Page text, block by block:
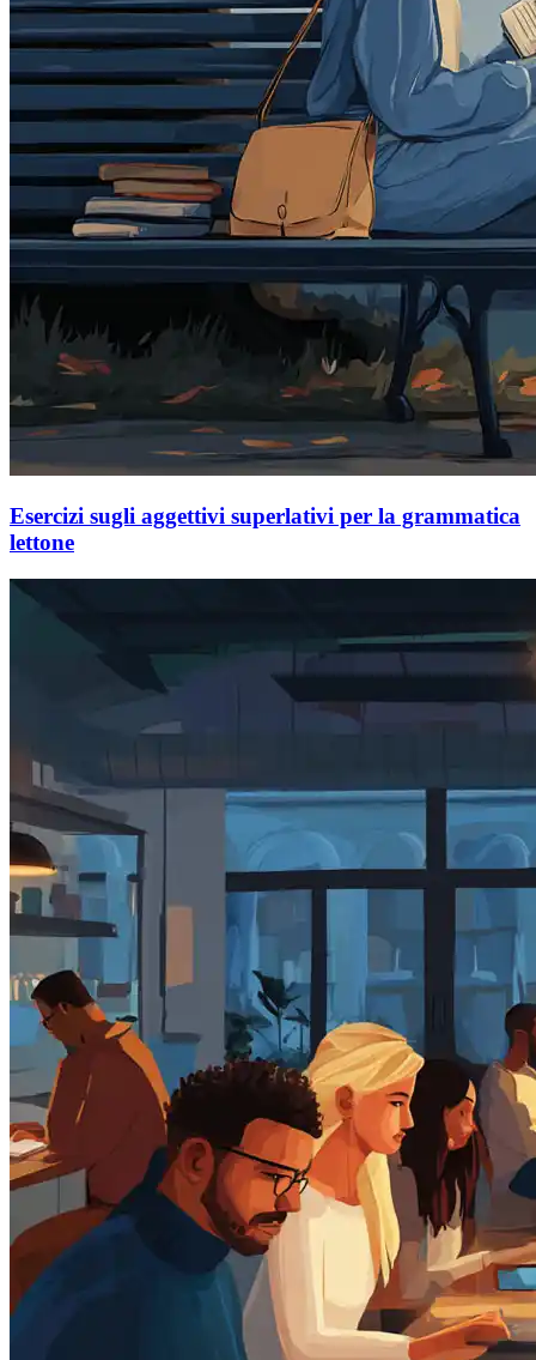
Esercizi sugli aggettivi superlativi per la grammatica
lettone